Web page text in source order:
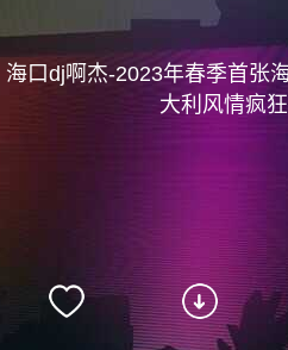
海口dj啊杰-2023年春季首张
大利风情疯